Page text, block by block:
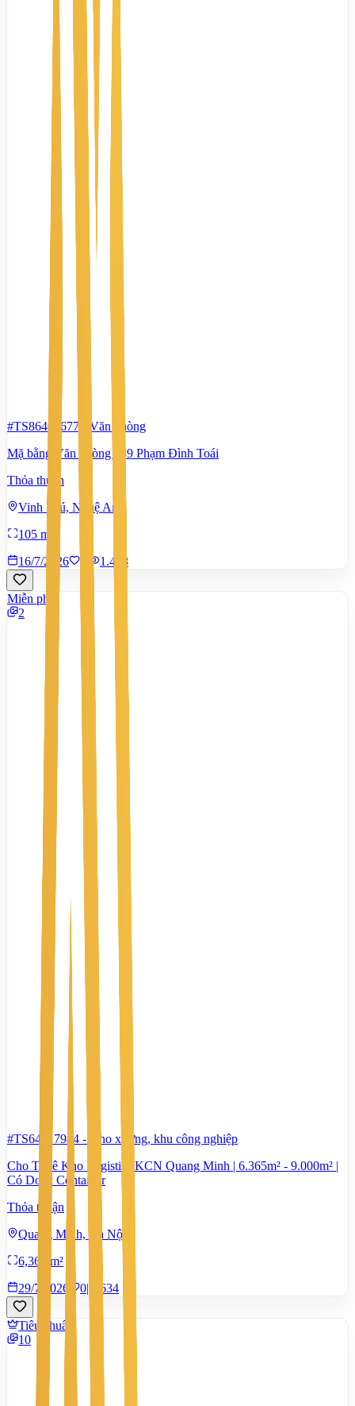
#TS86401677
Văn phòng
Mặ bằng Văn phòng 139 Phạm Đình Toái
Thỏa thuận
Vinh Phú, Nghệ An
105 m²
16/7/2026
1.458
Miễn phí
2
#TS64417944 -
Kho xưởng, khu công nghiệp
Cho Thuê Kho Logistics KCN Quang Minh | 6.365m² - 9.000m² |
Có Dock Container
Thỏa thuận
Quang Minh, Hà Nội
6,365 m²
29/7/2026
0| 634
Tiêu chuẩn
10